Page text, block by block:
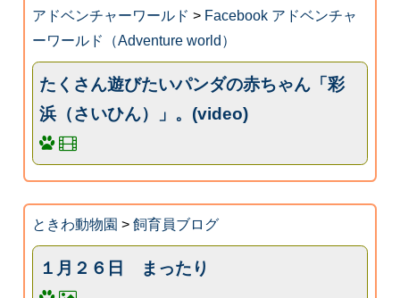
アドベンチャーワールド > Facebook アドベンチャ
ーワールド（Adventure world）
たくさん遊びたいパンダの赤ちゃん「彩
浜（さいひん）」。(video)
ときわ動物園 > 飼育員ブログ
１月２６日 まったり